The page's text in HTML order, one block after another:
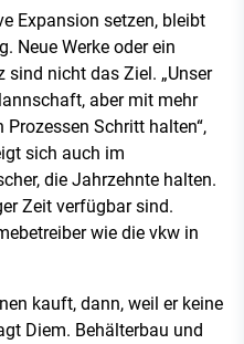
Expansion setzen, bleibt
Neue Werke oder ein
nicht das Ziel. „Unser
aber mit mehr
Schritt halten“,
sich auch im
die Jahrzehnte halten.
Zeit verfügbar sind.
wie die vkw in
kauft, dann, weil er keine
Diem. Behälterbau und